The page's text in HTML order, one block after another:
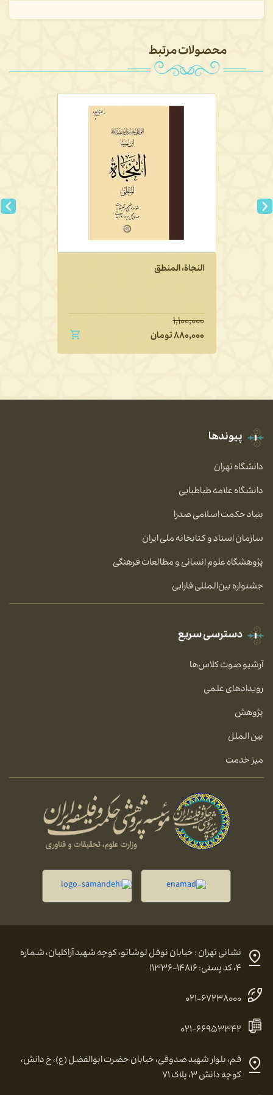
محصولات مرتبط
النجاة، المنطق
۱,۱۰۰,۰۰۰
۸۸۰,۰۰۰تومان
پیوندها
دانشگاه تهران
دانشگاه علامه طباطبایی
بنیاد حکمت اسلامی صدرا
سازمان اسناد و کتابخانه ملی ایران
پژوهشگاه علوم انسانی و مطالعات فرهنگی
جشنواره بین‌المللی فارابی
دسترسی سریع
آرشیو صوت کلاس‌ها
رویدادهای علمی
پژوهش
بین الملل
میز خدمت
نشانی تهران : خیابان نوفل لوشاتو، کوچه شهید آراکلیان، شماره
۴، کد پستی: ۱۴۸۱۶-۱۱۳۳۶
۰۲۱-۶۷۲۳۸۰۰۰
۰۲۱-۶۶۹۵۳۳۴۲
قم، بلوار شهید صدوقی، خیابان حضرت ابوالفضل (ع)، خ دانش،
کوچه دانش ۳، پلاک ۷۱